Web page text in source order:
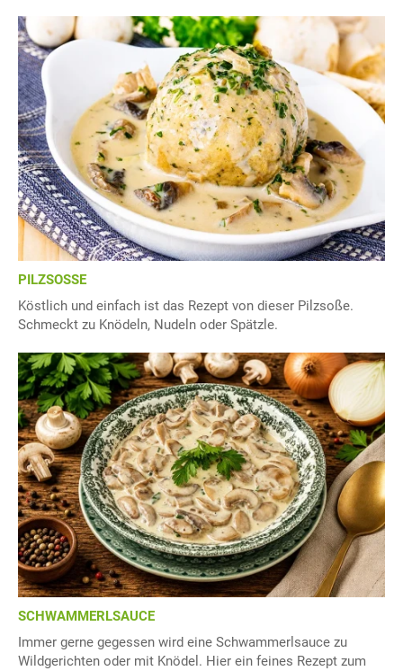
PILZSOSSE
Köstlich und einfach ist das Rezept von dieser Pilzsoße.
Schmeckt zu Knödeln, Nudeln oder Spätzle.
SCHWAMMERLSAUCE
Immer gerne gegessen wird eine Schwammerlsauce zu
Wildgerichten oder mit Knödel. Hier ein feines Rezept zum